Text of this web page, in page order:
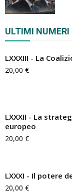
ULTIMI
LXXXIII - La
20,00 €
LXXXII - La
europeo
20,00 €
LXXXI - Il potere
20,00 €